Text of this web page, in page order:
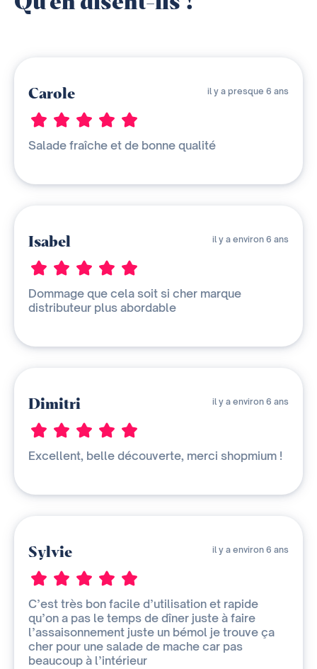
Carole il y a presque 6 ans
Salade fraîche et de bonne qualité
Isabel il y a environ 6 ans
Dommage que cela soit si cher marque
distributeur plus abordable
Dimitri il y a environ 6 ans
Excellent, belle découverte, merci shopmium !
Sylvie il y a environ 6 ans
C’est très bon facile d’utilisation et rapide
qu’on a pas le temps de dîner juste à faire
l’assaisonnement juste un bémol je trouve ça
cher pour une salade de mache car pas
beaucoup à l’intérieur